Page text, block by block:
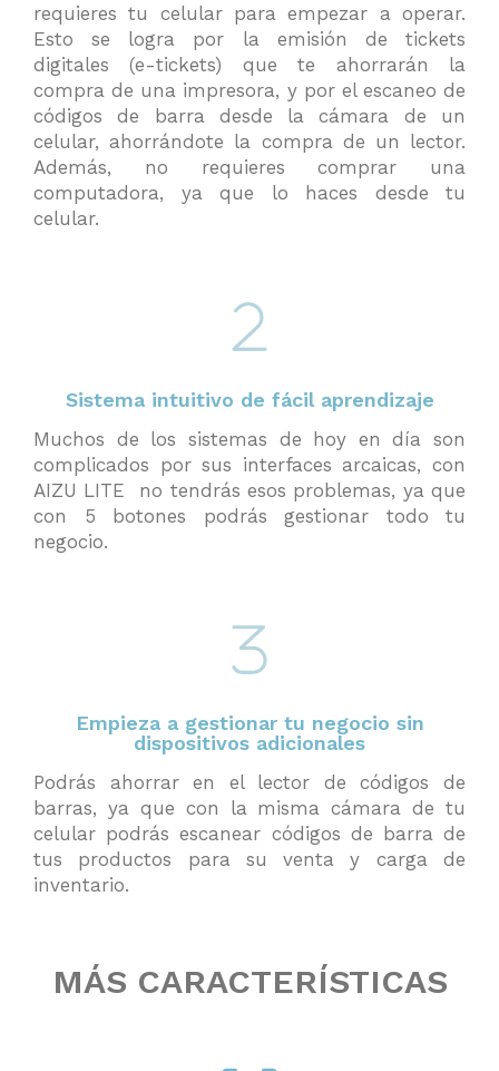
requieres tu celular para empezar a operar.
Esto se logra por la emisión de tickets
digitales (e-tickets) que te ahorrarán la
compra de una impresora, y por el escaneo de
códigos de barra desde la cámara de un
celular, ahorrándote la compra de un lector.
Además, no requieres comprar una
computadora, ya que lo haces desde tu
celular.
Sistema intuitivo de fácil aprendizaje
Muchos de los sistemas de hoy en día son
complicados por sus interfaces arcaicas, con
AIZU LITE no tendrás esos problemas, ya que
con 5 botones podrás gestionar todo tu
negocio.
Empieza a gestionar tu negocio sin
dispositivos adicionales
Podrás ahorrar en el lector de códigos de
barras, ya que con la misma cámara de tu
celular podrás escanear códigos de barra de
tus productos para su venta y carga de
inventario.
MÁS CARACTERÍSTICAS